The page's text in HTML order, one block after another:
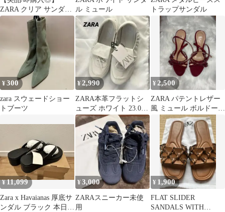
ZARA クリア サンダル
ミュール ヒール 38
ル ミュール
トラップサンダル
¥300
zara スウェードショー
トブーツ
¥2,990
ZARA本革フラットシ
ューズ ホワイト 23.0
㎝ 保存袋付き【未使
用訳あり】
¥2,500
ZARA パテントレザー
風 ミュール ボルドー
¥11,099
Zara x Havaianas 厚底サ
ンダル ブラック 本日12
¥3,000
ZARAスニーカー未使
用
¥ 1,900
FLAT SLIDER
SANDALS WITH